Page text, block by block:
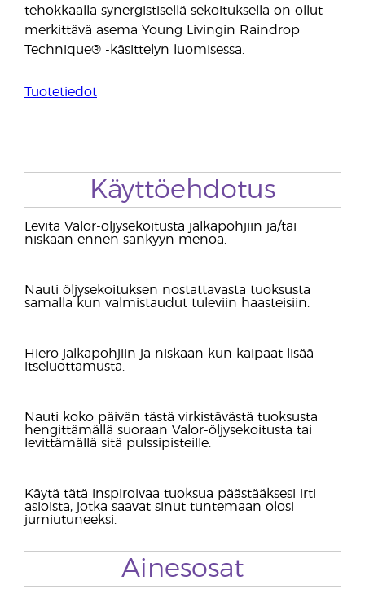
tehokkaalla synergistisellä sekoituksella on ollut
merkittävä asema Young Livingin Raindrop
Technique® -käsittelyn luomisessa.
Tuotetiedot
Käyttöehdotus
Levitä Valor-öljysekoitusta jalkapohjiin ja/tai
niskaan ennen sänkyyn menoa.
Nauti öljysekoituksen nostattavasta tuoksusta
samalla kun valmistaudut tuleviin haasteisiin.
Hiero jalkapohjiin ja niskaan kun kaipaat lisää
itseluottamusta.
Nauti koko päivän tästä virkistävästä tuoksusta
hengittämällä suoraan Valor-öljysekoitusta tai
levittämällä sitä pulssipisteille.
Käytä tätä inspiroivaa tuoksua päästääksesi irti
asioista, jotka saavat sinut tuntemaan olosi
jumiutuneeksi.
Ainesosat